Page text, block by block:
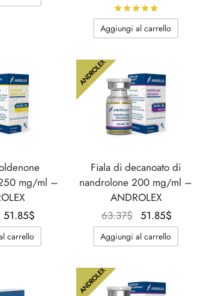
originale attuale
prezzo
originale
era:
attuale
Aggiungi al carrello
mg/ml –
Il
prezzo
originale
51.85$
prezzo
attuale
carrello
ANDROLEX
Fiala di decanoato di
nandrolone 200 mg/ml –
ANDROLEX
63.37$
Il
prezzo
originale
51.85$
prezzo
attuale
Aggiungi al carrello
ANDROLEX